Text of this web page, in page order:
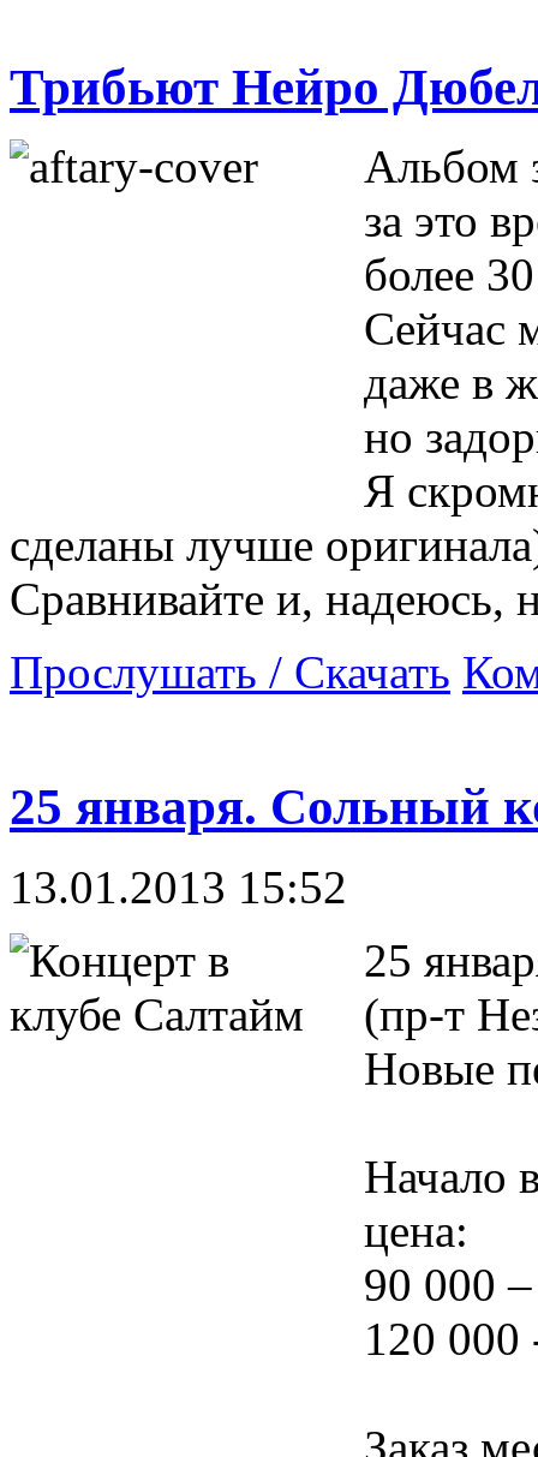
Трибьют Нейро
Альбом
за это
более
Сейчас
даже в
но
Я
сделаны лучше
Сравнивайте и, надеюсь,
Прослушать / Скачать
25 января. Сольный
13.01.2013 15:52
25
(пр-т
Новые
Начало
цена:
90 000
120 000